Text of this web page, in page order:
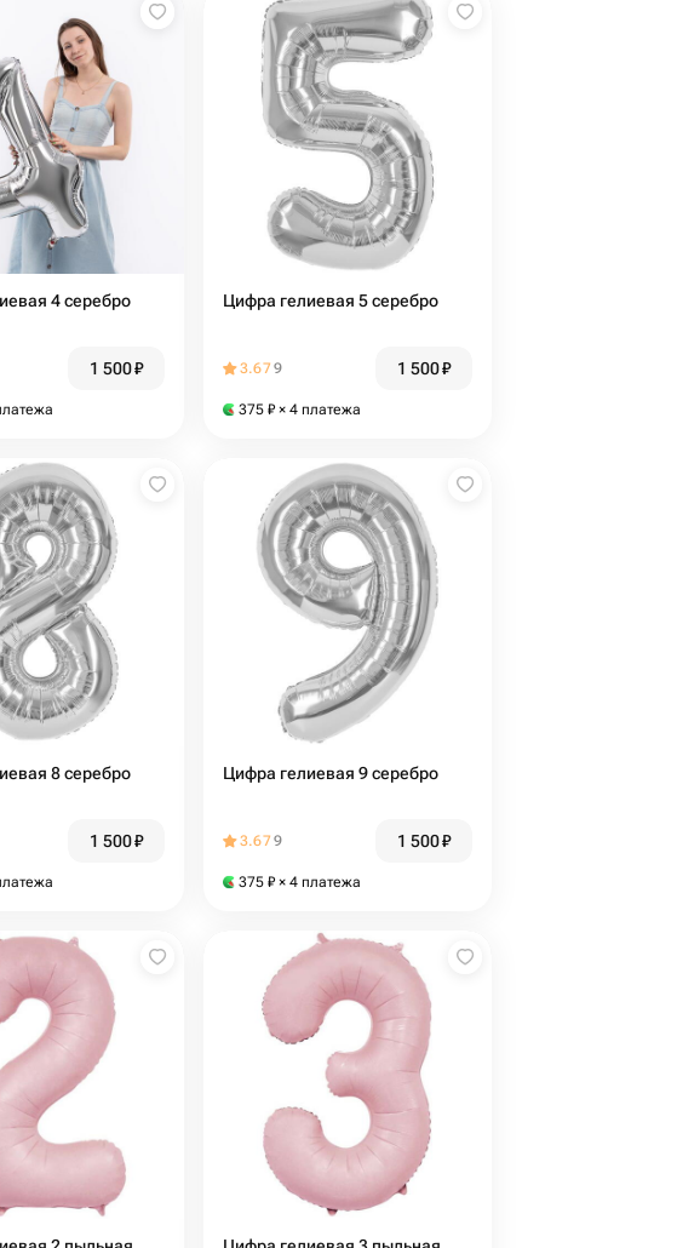
4 серебро
1 500₽
Цифра гелиевая 5 серебро
3.679 1 500₽
375 ₽ × 4 платежа
8 серебро
1 500₽
Цифра гелиевая 9 серебро
3.679 1 500₽
375 ₽ × 4 платежа